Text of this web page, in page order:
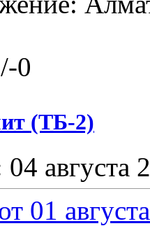
0
(ТБ-2)
04 августа
01